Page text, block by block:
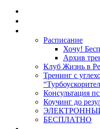
Расписание
Хочу!
Архив
Клуб Жизнь в
Тренинг с
Консультация
Коучинг до
БЕСПЛАТНО